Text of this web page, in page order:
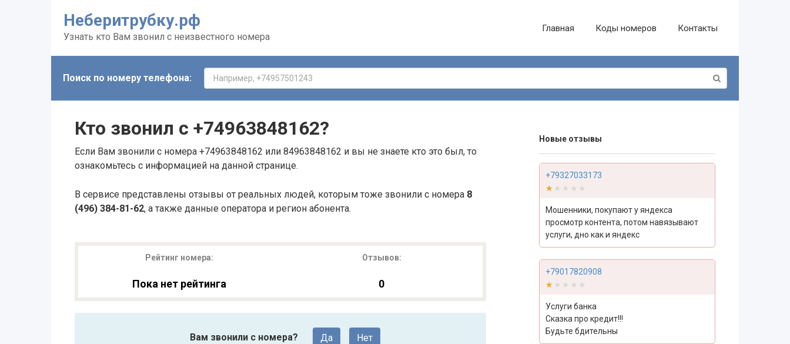
Неберитрубку.рф
Узнать кто Вам звонил с неизвестного номера
Главная Коды номеров Контакты
Поиск по номеру телефона:
Кто звонил с +74963848162?
Если Вам звонили с номера +74963848162 или 84963848162 и вы не знаете кто это был, то
ознакомьтесь с информацией на данной странице.
В сервисе представлены отзывы от реальных людей, которым тоже звонили с номера 8
(496) 384-81-62, а также данные оператора и регион абонента.
Рейтинг номера:
Пока нет рейтинга
Отзывов:
0
Вам звонили с номера? Да Нет
Новые отзывы
+79327033173
★★★★★
★★★★★
Мошенники, покупают у яндекса
просмотр контента, потом навязывают
услуги, дно как и яндекс
+79017820908
★★★★★
★★★★★
Услуги банка
Сказка про кредит!!!
Будьте бдительны